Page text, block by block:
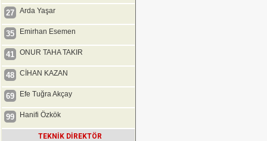
27 Arda Yaşar
35 Emirhan Esemen
41 ONUR TAHA TAKIR
48 CİHAN KAZAN
69 Efe Tuğra Akçay
99 Hanifi Özkök
TEKNİK DİREKTÖR